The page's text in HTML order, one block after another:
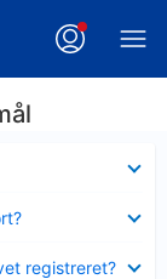
registreret?